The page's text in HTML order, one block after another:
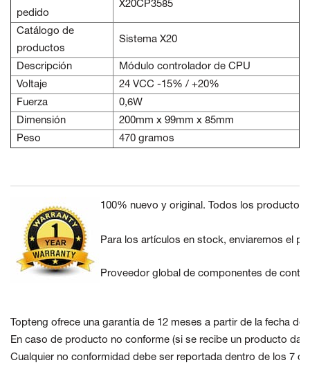
pedido
X20CP3585
Catálogo de
productos
Sistema X20
Descripción
Módulo controlador de CPU
Voltaje
24 VCC -15% / +20%
Fuerza
0,6W
Dimensión
200mm x 99mm x 85mm
Peso
470 gramos
100% nuevo y original. Todos los productos
Para los artículos en stock, enviaremos el
Proveedor global de componentes de
Topteng ofrece una garantía de 12 meses a partir de la fecha de
En caso de producto no conforme (si se recibe un producto
Cualquier no conformidad debe ser reportada dentro de los 7